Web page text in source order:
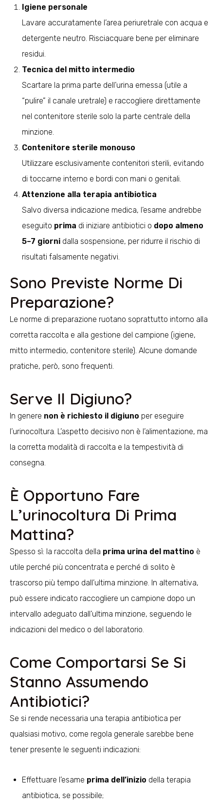
Igiene personale
Lavare accuratamente l’area periuretrale con acqua e
detergente neutro. Risciacquare bene per eliminare
residui.
Tecnica del mitto intermedio
Scartare la prima parte dell’urina emessa (utile a
“pulire” il canale uretrale) e raccogliere direttamente
nel contenitore sterile solo la parte centrale della
minzione.
Contenitore sterile monouso
Utilizzare esclusivamente contenitori sterili, evitando
di toccarne interno e bordi con mani o genitali.
Attenzione alla terapia antibiotica
Salvo diversa indicazione medica, l’esame andrebbe
eseguito prima di iniziare antibiotici o dopo almeno
5–7 giorni dalla sospensione, per ridurre il rischio di
risultati falsamente negativi.
Sono Previste Norme Di
Preparazione?
Le norme di preparazione ruotano soprattutto intorno alla
corretta raccolta e alla gestione del campione (igiene,
mitto intermedio, contenitore sterile). Alcune domande
pratiche, però, sono frequenti.
Serve Il Digiuno?
In genere non è richiesto il digiuno per eseguire
l’urinocoltura. L’aspetto decisivo non è l’alimentazione, ma
la corretta modalità di raccolta e la tempestività di
consegna.
È Opportuno Fare
L’urinocoltura Di Prima
Mattina?
Spesso sì: la raccolta della prima urina del mattino è
utile perché più concentrata e perché di solito è
trascorso più tempo dall’ultima minzione. In alternativa,
può essere indicato raccogliere un campione dopo un
intervallo adeguato dall’ultima minzione, seguendo le
indicazioni del medico o del laboratorio.
Come Comportarsi Se Si
Stanno Assumendo
Antibiotici?
Se si rende necessaria una terapia antibiotica per
qualsiasi motivo, come regola generale sarebbe bene
tener presente le seguenti indicazioni:
Effettuare l’esame prima dell’inizio della terapia
antibiotica, se possibile;